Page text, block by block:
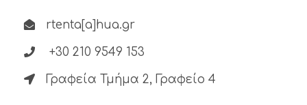
rtenta[a]hua.gr
+30 210 9549 153
Γραφεία Τμήμα 2, Γραφείο 4